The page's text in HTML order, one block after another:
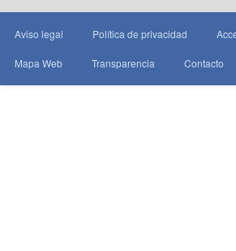
Aviso legal Política de privacidad
Mapa Web Transparencia Contacto